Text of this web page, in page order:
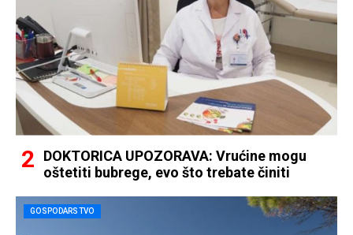
DOKTORICA UPOZORAVA: Vrućine mogu
oštetiti bubrege, evo što trebate činiti
GOSPODARSTVO